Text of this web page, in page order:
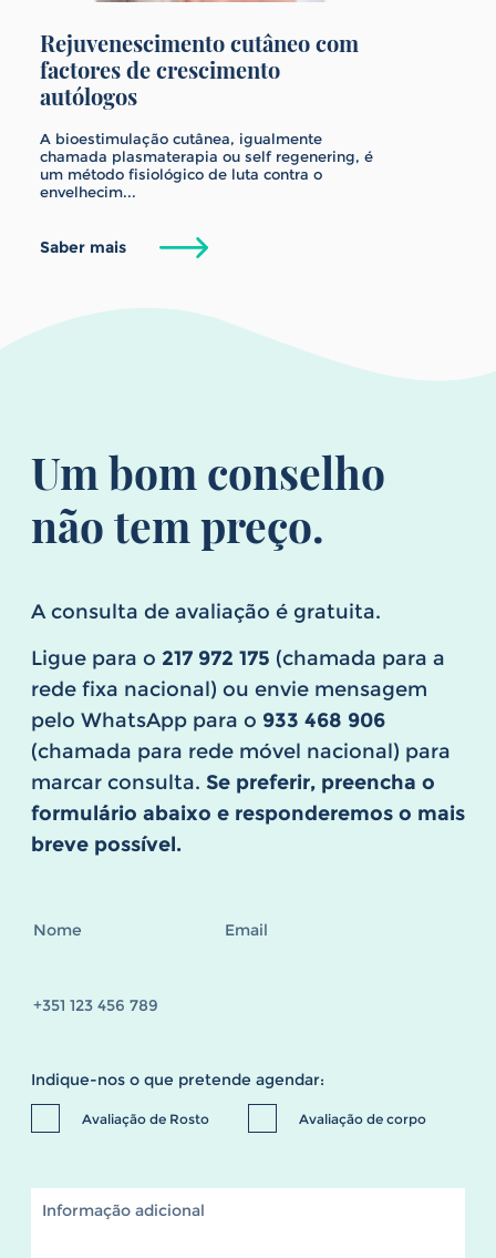
Rejuvenescimento cutâneo com
factores de crescimento
autólogos
A bioestimulação cutânea, igualmente
chamada plasmaterapia ou self regenering, é
um método fisiológico de luta contra o
envelhecim...
Saber mais
Um bom conselho
não tem preço.
A consulta de avaliação é gratuita.
Ligue para o 217 972 175 (chamada para a
rede fixa nacional) ou envie mensagem
pelo WhatsApp para o 933 468 906
(chamada para rede móvel nacional) para
marcar consulta. Se preferir, preencha o
formulário abaixo e responderemos o mais
breve possível.
Indique-nos o que pretende agendar:
Avaliação de Rosto Avaliação de corpo